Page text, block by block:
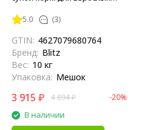
10 кг5.0 (3)
GTIN: 4627079680764
Бренд: Blitz
Вес: 10 кг
Упаковка: Мешок
3 915 ₽ 4 894₽ -20%
В наличии